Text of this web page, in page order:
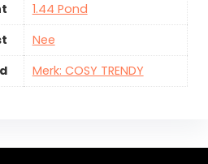
1.44 Pond
Nee
Merk: COSY TRENDY